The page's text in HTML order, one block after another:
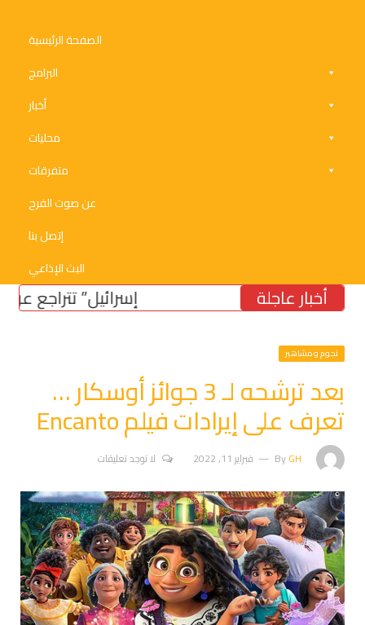
الصفحة الرئيسية
البرامج
أخبار
محليات
متفرقات
عن صوت الفرح
إتصل بنا
البث الإذاعي
أخبار عاجلة “إسرائيل” تتراجع عن
نجوم ومشاهير
بعد ترشحه لـ 3 جوائز أوسكار …
تعرف على إيرادات فيلم Encanto
ByGH فبراير 11, 2022 لا توجد تعليقات